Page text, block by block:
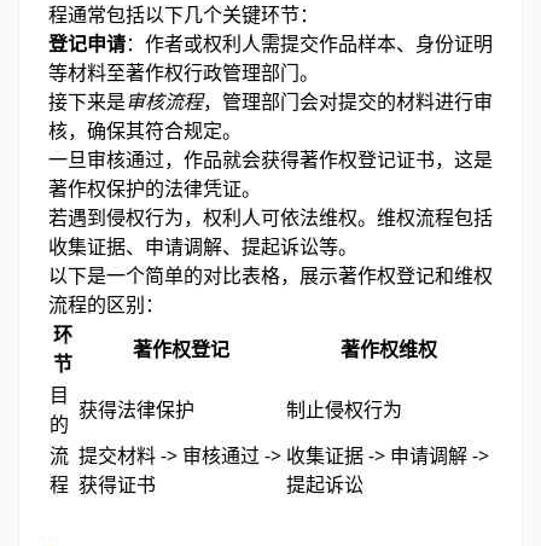
程通常包括以下几个关键环节：
登记申请：作者或权利人需提交作品样本、身份证明
等材料至著作权行政管理部门。
接下来是审核流程，管理部门会对提交的材料进行审
核，确保其符合规定。
一旦审核通过，作品就会获得著作权登记证书，这是
著作权保护的法律凭证。
若遇到侵权行为，权利人可依法维权。维权流程包括
收集证据、申请调解、提起诉讼等。
以下是一个简单的对比表格，展示著作权登记和维权
流程的区别：
环
节
著作权登记
著作权维权
目
的
获得法律保护
制止侵权行为
流
程
提交材料 -> 审核通过 ->
获得证书
收集证据 -> 申请调解 ->
提起诉讼